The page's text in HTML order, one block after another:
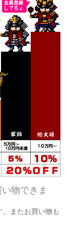
物できま
またお買い物も